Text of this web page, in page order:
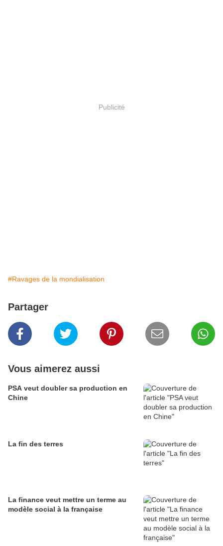
Publicité
#Ravages de la mondialisation
Partager
Vous aimerez aussi
PSA veut doubler sa production en
Chine
La fin des terres
La finance veut mettre un terme au
modèle social à la française